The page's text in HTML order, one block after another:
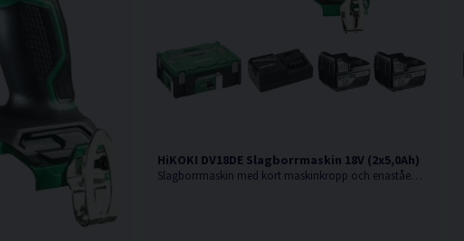
HiKOKI DV18DE Slagborrmaskin 18V (2x5,0Ah)
Slagborrmaskin med kort maskinkropp och enastående balans. Ersättare till DV18DBSL.